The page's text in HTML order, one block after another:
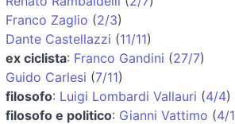
Franco Zaglio (2/3)
Dante Castellazzi (11/11)
ex ciclista: Franco Gandini (27/7)
Guido Carlesi (7/11)
filosofo: Luigi Lombardi Vallauri (4/4)
filosofo e politico: Gianni Vattimo (4/1